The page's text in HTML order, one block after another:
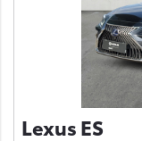
Lexus ES